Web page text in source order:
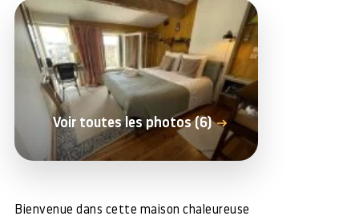
Voir toutes les photos (6)
Bienvenue dans cette maison chaleureuse